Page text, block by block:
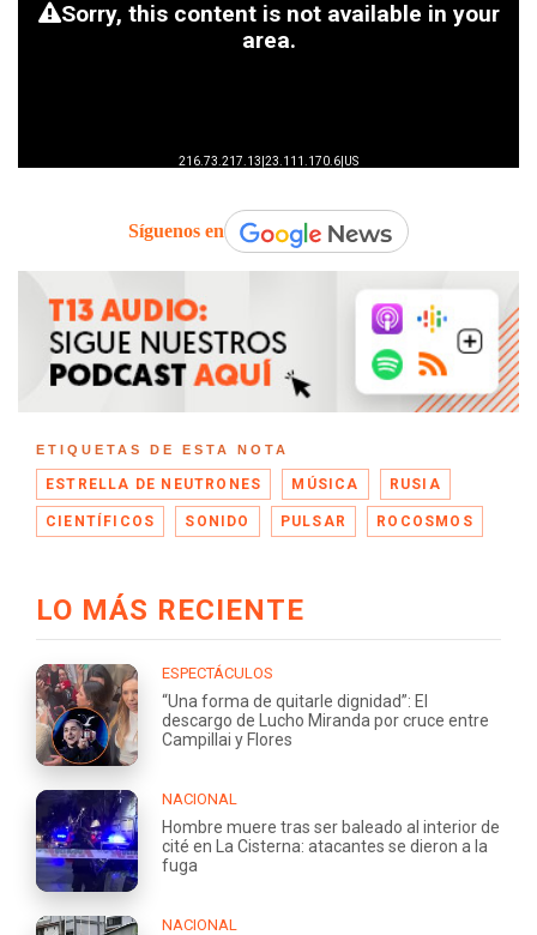
Síguenos en
ETIQUETAS DE ESTA NOTA
ESTRELLA DE NEUTRONES MÚSICA RUSIA
CIENTÍFICOS SONIDO PULSAR ROCOSMOS
LO MÁS RECIENTE
ESPECTÁCULOS
“Una forma de quitarle dignidad”: El
descargo de Lucho Miranda por cruce entre
Campillai y Flores
NACIONAL
Hombre muere tras ser baleado al interior de
cité en La Cisterna: atacantes se dieron a la
fuga
NACIONAL